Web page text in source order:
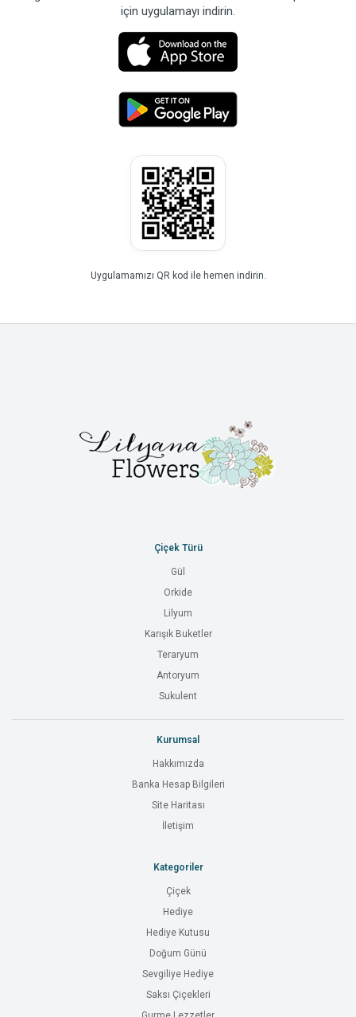
için uygulamayı indirin.
Uygulamamızı QR kod ile hemen indirin.
Çiçek Türü
Gül
Orkide
Lilyum
Karışık Buketler
Teraryum
Antoryum
Sukulent
Kurumsal
Hakkımızda
Banka Hesap Bilgileri
Site Haritası
İletişim
Kategoriler
Çiçek
Hediye
Hediye Kutusu
Doğum Günü
Sevgiliye Hediye
Saksı Çiçekleri